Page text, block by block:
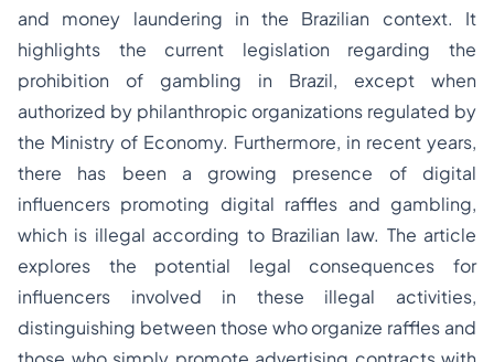
and money laundering in the Brazilian context. It
highlights the current legislation regarding the
prohibition of gambling in Brazil, except when
authorized by philanthropic organizations regulated by
the Ministry of Economy. Furthermore, in recent years,
there has been a growing presence of digital
influencers promoting digital raffles and gambling,
which is illegal according to Brazilian law. The article
explores the potential legal consequences for
influencers involved in these illegal activities,
distinguishing between those who organize raffles and